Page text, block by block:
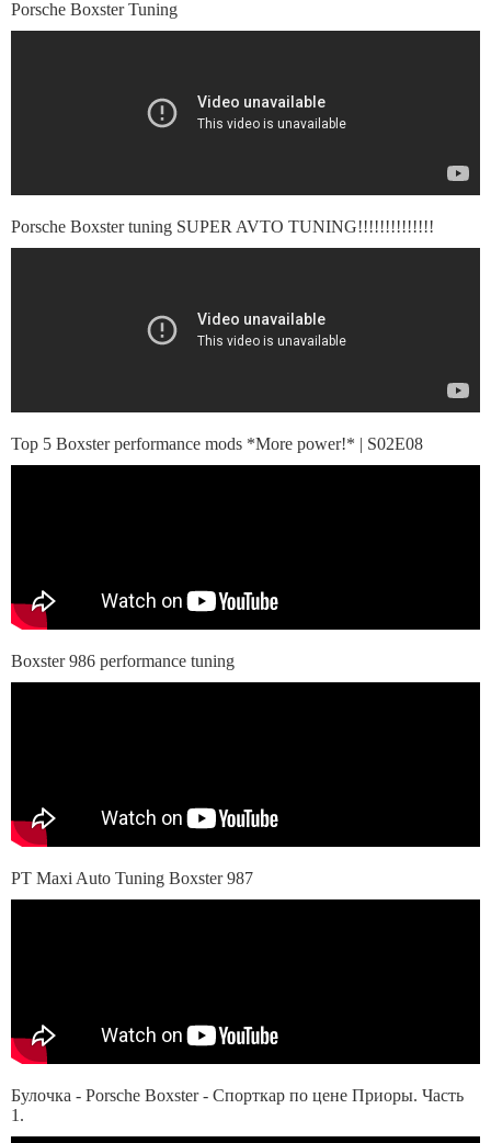
Porsche Boxster Tuning
Porsche Boxster tuning SUPER AVTO TUNING!!!!!!!!!!!!!!
Top 5 Boxster performance mods *More power!* | S02E08
Boxster 986 performance tuning
PT Maxi Auto Tuning Boxster 987
Булочка - Porsche Boxster - Спорткар по цене Приоры. Часть
1.